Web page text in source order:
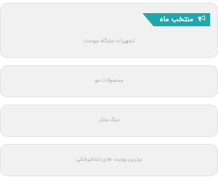
منتخب ماه
تجهیزات جایگاه سوخت
محصولات مو
دیگ بخار
برترین یونیت های دندانپزشکی